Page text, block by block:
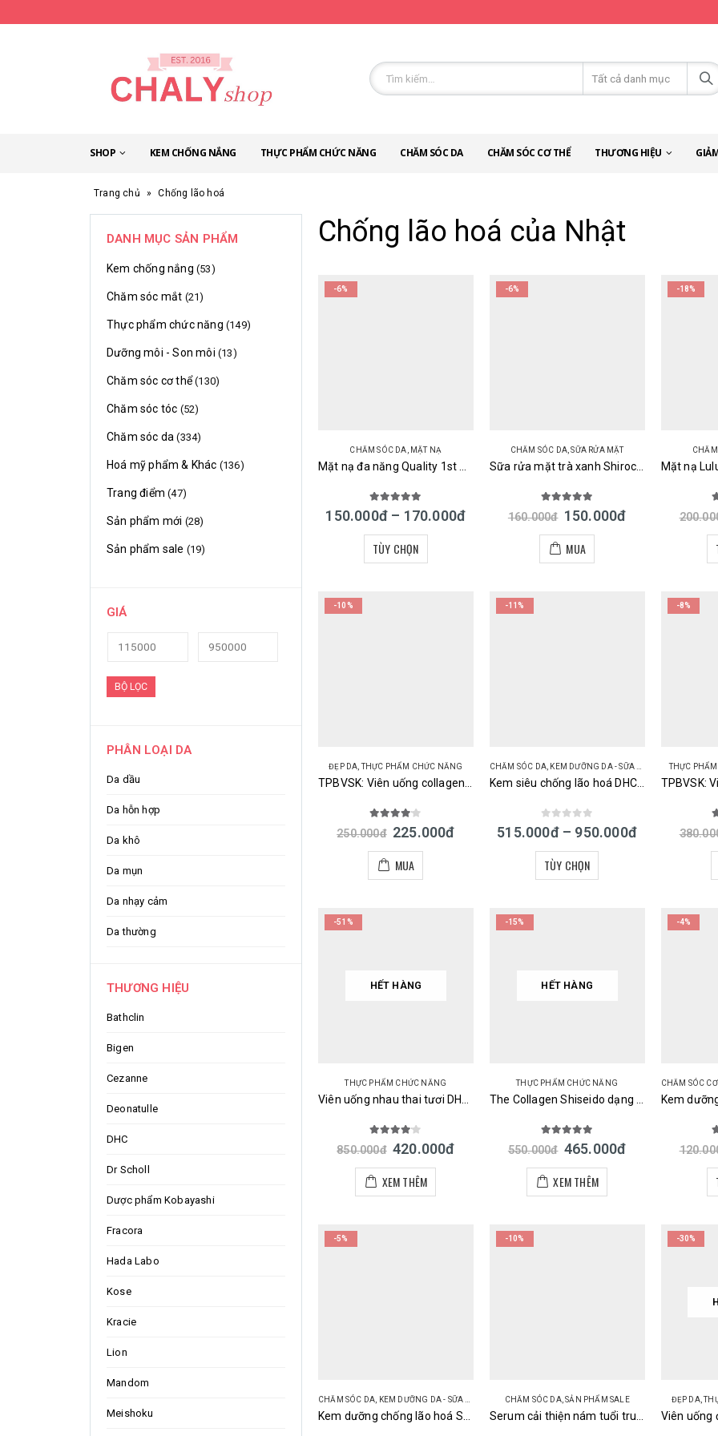
SHOP KEM CHỐNG NẮNG THỰC PHẨM CHỨC NĂNG CHĂM SÓC DA CHĂM SÓC CƠ THỂ THƯƠNG HIỆU
Trang chủ » Chống lão hoá
Chống lão hoá của Nhật
-6%
CHĂM SÓC DA MẶT NẠ
5.00 out of 5
150.000đ – 170.000đ
TÙY CHỌN
-6%
CHĂM SÓC DA,SỮA RỬA MẶT
out of 5
160.000đ 150.000đ
MUA
-18%
-10%
ĐẸP DA ,THỰC PHẨM CHỨC NĂNG
out of 5
250.000đ 225.000đ
MUA
-11%
CHĂM SÓC DA, KEM DƯỠNG DA - SỮA DƯỠNG DA
Kem siêu chống lão hoá DHC Medicated Q Cream Q10 – Collagen – Placenta
0out of 5
515.000đ– 950.000đ
TÙY CHỌN
-8%
THỰC
-51%
HẾT HÀNG
THỰC PHẨM CHỨC NĂNG
out of 5
850.000đ 420.000đ
XEM THÊM
-15%
HẾT HÀNG
THỰC PHẨM CHỨC NĂNG
out of 5
550.000đ 465.000đ
XEM THÊM
-4%
CHĂM SÓC
-5%
CHĂM SÓC DA KEM DƯỠNG DA - SỮA DƯỠNG DA
-10%
CHĂM SÓC DA,SẢN PHẨM SALE
-30%
ĐẸP DA,
DANH MỤC SẢN PHẨM
Kem chống nắng (53)
Chăm sóc mắt (21)
Thực phẩm chức năng (149)
Dưỡng môi - Son môi (13)
Chăm sóc cơ thể (130)
Chăm sóc tóc (52)
Chăm sóc da (334)
Hoá mỹ phẩm & Khác (136)
Trang điểm (47)
Sản phẩm mới (28)
Sản phẩm sale (19)
GIÁ
BỘ LỌC
PHÂN LOẠI DA
Da dầu
Da hỗn hợp
Da khô
Da mụn
Da nhạy cảm
Da thường
THƯƠNG HIỆU
Bathclin
Bigen
Cezanne
Deonatulle
DHC
Dr Scholl
Dược phẩm Kobayashi
Fracora
Hada Labo
Kose
Kracie
Lion
Mandom
Meishoku